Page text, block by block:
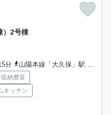
）2号棟
分
山陽本線「大久保」駅 徒歩21分
収納豊富
キッチン